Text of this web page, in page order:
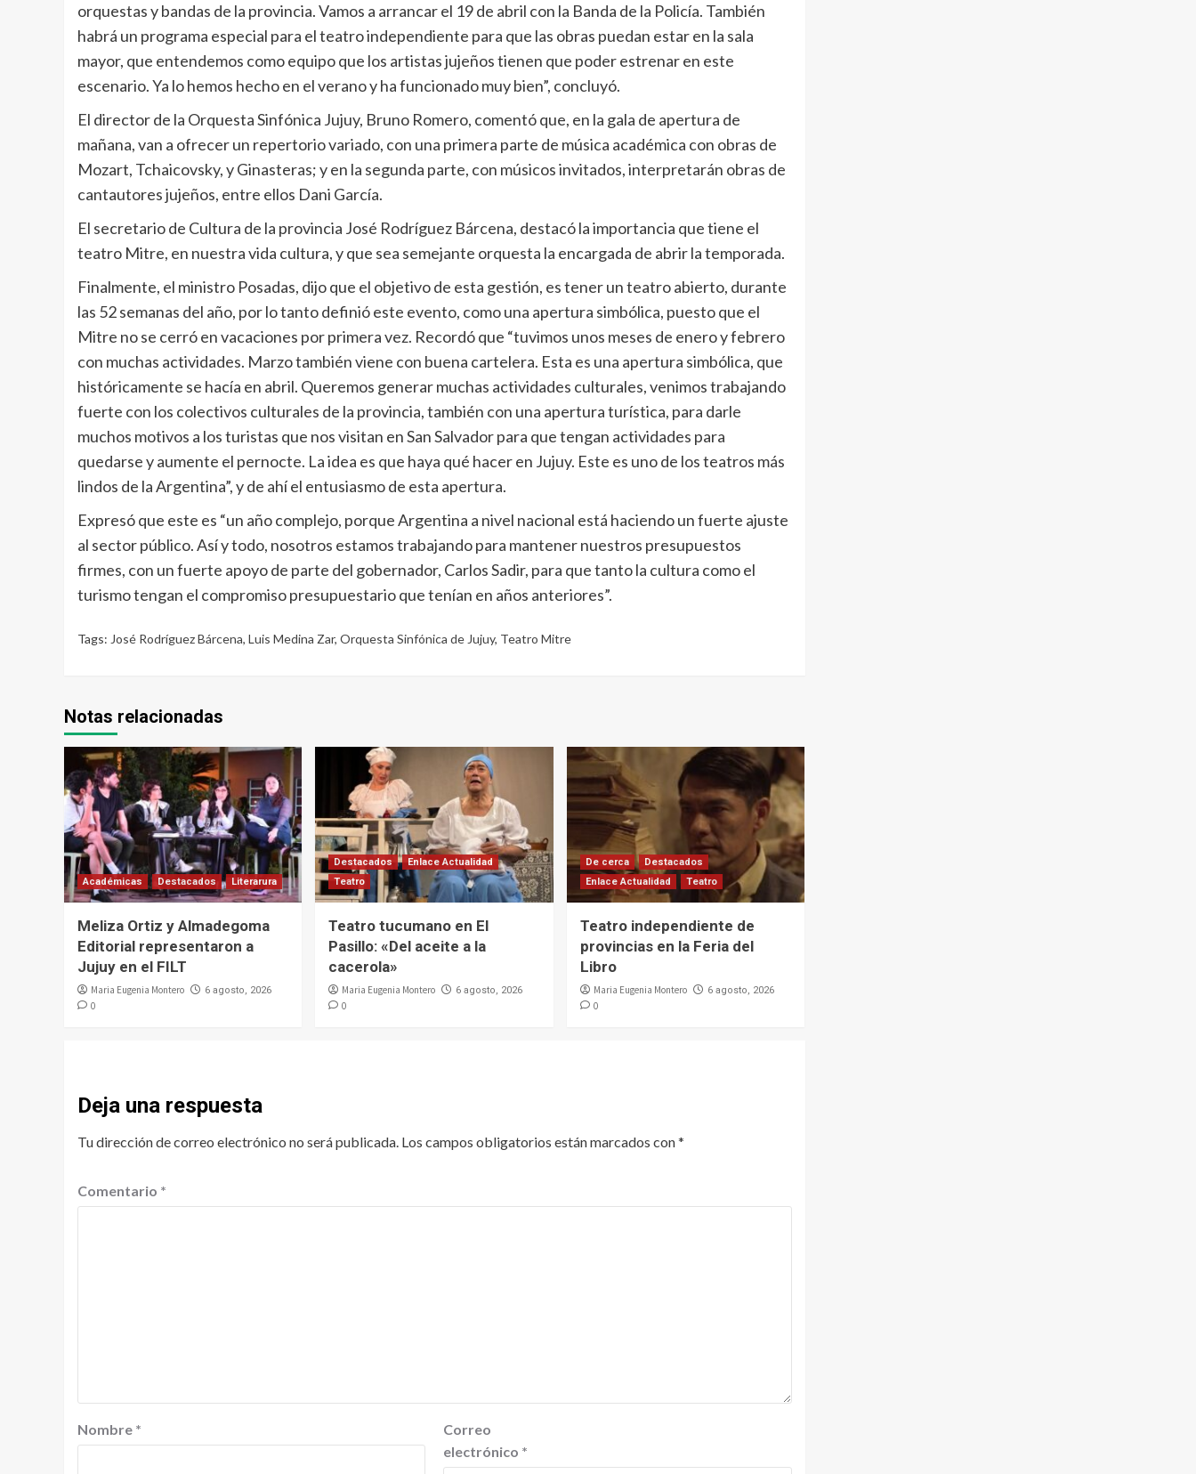
orquestas y bandas de la provincia. Vamos a arrancar el 19 de abril con la Banda de la Policía. También
habrá un programa especial para el teatro independiente para que las obras puedan estar en la sala
mayor, que entendemos como equipo que los artistas jujeños tienen que poder estrenar en este
escenario. Ya lo hemos hecho en el verano y ha funcionado muy bien”, concluyó.
El director de la Orquesta Sinfónica Jujuy, Bruno Romero, comentó que, en la gala de apertura de
mañana, van a ofrecer un repertorio variado, con una primera parte de música académica con obras de
Mozart, Tchaicovsky, y Ginasteras; y en la segunda parte, con músicos invitados, interpretarán obras de
cantautores jujeños, entre ellos Dani García.
El secretario de Cultura de la provincia José Rodríguez Bárcena, destacó la importancia que tiene el
teatro Mitre, en nuestra vida cultura, y que sea semejante orquesta la encargada de abrir la temporada.
Finalmente, el ministro Posadas, dijo que el objetivo de esta gestión, es tener un teatro abierto, durante
las 52 semanas del año, por lo tanto definió este evento, como una apertura simbólica, puesto que el
Mitre no se cerró en vacaciones por primera vez. Recordó que “tuvimos unos meses de enero y febrero
con muchas actividades. Marzo también viene con buena cartelera. Esta es una apertura simbólica, que
históricamente se hacía en abril. Queremos generar muchas actividades culturales, venimos trabajando
fuerte con los colectivos culturales de la provincia, también con una apertura turística, para darle
muchos motivos a los turistas que nos visitan en San Salvador para que tengan actividades para
quedarse y aumente el pernocte. La idea es que haya qué hacer en Jujuy. Este es uno de los teatros más
lindos de la Argentina”, y de ahí el entusiasmo de esta apertura.
Expresó que este es “un año complejo, porque Argentina a nivel nacional está haciendo un fuerte ajuste
al sector público. Así y todo, nosotros estamos trabajando para mantener nuestros presupuestos
firmes, con un fuerte apoyo de parte del gobernador, Carlos Sadir, para que tanto la cultura como el
turismo tengan el compromiso presupuestario que tenían en años anteriores”.
Tags: José Rodríguez Bárcena, Luis Medina Zar, Orquesta Sinfónica de Jujuy, Teatro Mitre
Notas relacionadas
Académicas Destacados Literarura
Meliza Ortiz y Almadegoma
Editorial representaron a
Jujuy en el FILT
Maria Eugenia Montero 6 agosto, 2026
0
Destacados
Enlace Actualidad
Teatro
Teatro tucumano en El
Pasillo: «Del aceite a la
cacerola»
Maria Eugenia Montero 6 agosto, 2026
0
De cerca
Destacados
Enlace Actualidad
Teatro
Teatro independiente de
provincias en la Feria del
Libro
Maria Eugenia Montero 6 agosto, 2026
0
Deja una respuesta
Tu dirección de correo electrónico no será publicada. Los campos obligatorios están marcados con*
Comentario *
Nombre *
Correo
electrónico *